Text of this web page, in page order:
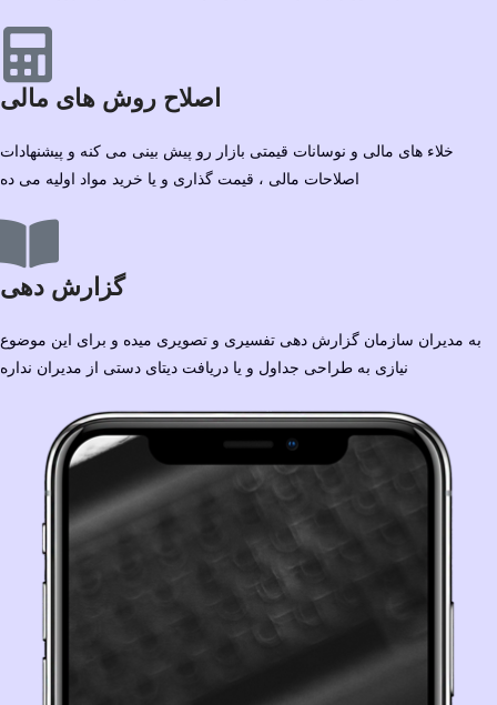
اصلاح روش های مالی
خلاء های مالی و نوسانات قیمتی بازار رو پیش بینی می کنه و پیشنهادات
اصلاحات مالی ، قیمت گذاری و یا خرید مواد اولیه می ده
گزارش دهی
به مدیران سازمان گزارش دهی تفسیری و تصویری میده و برای این موضوع
نیازی به طراحی جداول و یا دریافت دیتای دستی از مدیران نداره